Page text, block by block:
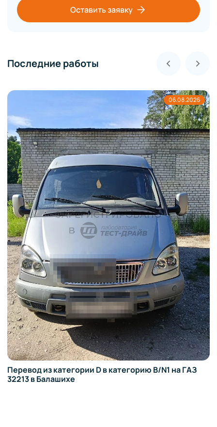
Оставить заявку
Последние работы
06.08.2026
Перевод из категории D в категорию B/N1 на ГАЗ
32213 в Балашихе